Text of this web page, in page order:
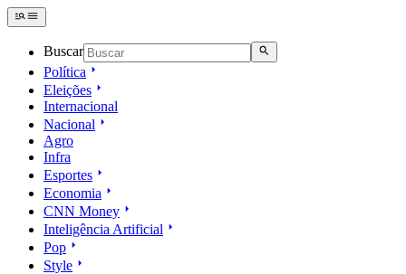
Buscar
Política
Eleições
Internacional
Nacional
Agro
Infra
Esportes
Economia
CNN Money
Inteligência Artificial
Pop
Style